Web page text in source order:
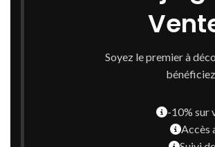
Soyez le premier à
-10% sur
Accès